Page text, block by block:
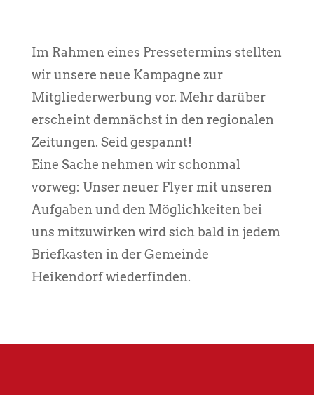
Im Rahmen eines Pressetermins stellten
wir unsere neue Kampagne zur
Mitgliederwerbung vor. Mehr darüber
erscheint demnächst in den regionalen
Zeitungen. Seid gespannt!
Eine Sache nehmen wir schonmal
vorweg: Unser neuer Flyer mit unseren
Aufgaben und den Möglichkeiten bei
uns mitzuwirken wird sich bald in jedem
Briefkasten in der Gemeinde
Heikendorf wiederfinden.